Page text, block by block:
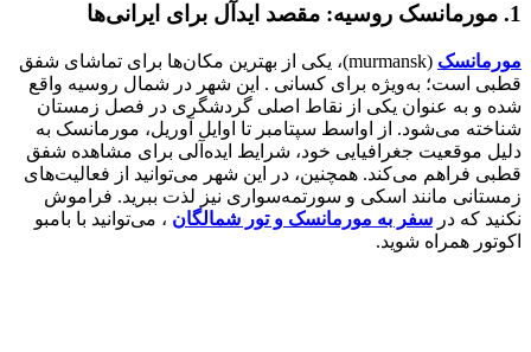
1. مورمانسک روسیه: مقصد ایدآل برای ایرانی‌ها
مورمانسک
(murmansk)، یکی از بهترین مکان‌ها برای تماشای شفق
قطبی است؛ به‌ویژه برای کسانی . این شهر در شمال روسیه واقع
شده و به عنوان یکی از نقاط اصلی گردشگری در فصل زمستان
شناخته می‌شود. از اواسط سپتامبر تا اوایل آوریل، مورمانسک به
دلیل موقعیت جغرافیایی خود، شرایط ایده‌آلی برای مشاهده شفق
قطبی فراهم می‌کند. همچنین، در این شهر می‌توانید از فعالیت‌های
زمستانی مانند اسکی و سورتمه‌سواری نیز لذت ببرید. فراموش
نکنید که در سفر به مورمانسک و تور شمالگان ، می‌توانید با بامبو
اکوتور همراه شوید.